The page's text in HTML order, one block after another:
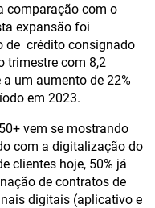
comparação com o
expansão foi
de crédito consignado
trimestre com 8,2
um aumento de 22%
em 2023.
vem se mostrando
com a digitalização do
clientes hoje, 50% já
de contratos de
digitais (aplicativo e